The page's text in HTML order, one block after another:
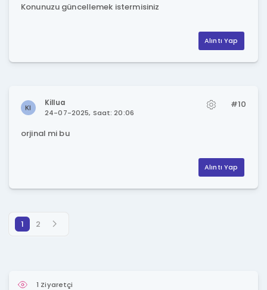
Konunuzu güncellemek istermisiniz
Alıntı Yap
Killua
24-07-2025, Saat: 20:06
#10
orjinal mi bu
Alıntı Yap
1 2
1 Ziyaretçi